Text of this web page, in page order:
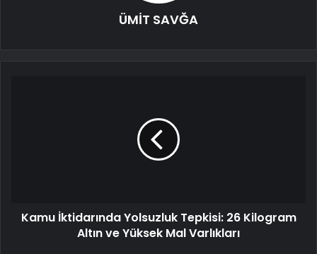
ÜMİT SAVĞA
Kamu İktidarında Yolsuzluk Tepkisi: 26 Kilogram
Altın ve Yüksek Mal Varlıkları